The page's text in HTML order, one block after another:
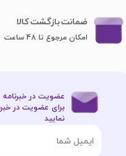
ضمانت بازگشت کالا
امکان مرجوع تا 48 ساعت
عضویت در خبرنامه
برای عضویت در
نمایید​​​​​​​